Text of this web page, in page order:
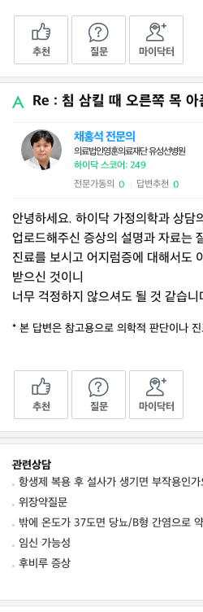
추천 질문 마이닥터
Re : 침 삼킬 때 오른쪽 목 아
채홍석 전문의
의료법인영훈의료재단 유성선병원
하이닥 스코어: 249
전문가동의 0 답변추천 0
안녕하세요. 하이닥 가정의학과 상담
업로드해주신 증상의 설명과 자료는
진료를 보시고 어지럼증에 대해서도
받으신 것이니
너무 걱정하지 않으셔도 될 것 같습니
* 본 답변은 참고용으로 의학적 판단이나
추천 질문 마이닥터
관련상담
항생제 복용 후 설사가 생기면 부작용인가
위장약질문
임신 가능성
후비루 증상